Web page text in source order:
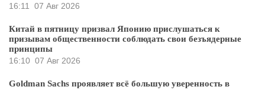
16:11
07 Авг 2026
Китай в пятницу призвал Японию прислушаться к
призывам общественности соблюдать свои безъядерные
принципы
16:10 07 Авг 2026
Goldman Sachs проявляет всё большую уверенность в